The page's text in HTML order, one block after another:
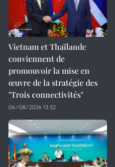
Vietnam et Thaïlande
conviennent de
promouvoir la mise en
œuvre de la stratégie des
"Trois connectivités"
06/08/2026 13:52